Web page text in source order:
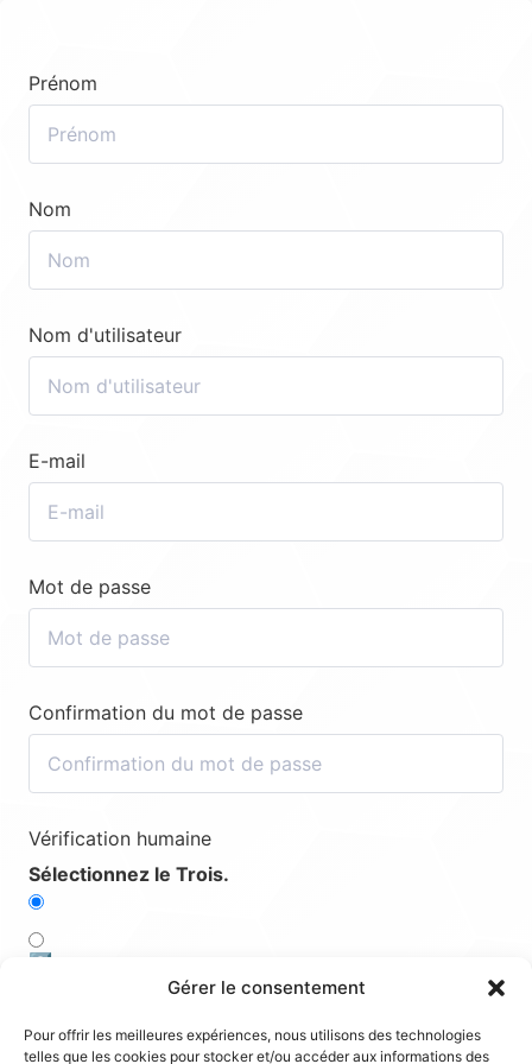
Gérer le consentement
Pour offrir les meilleures expériences, nous utilisons des technologies
telles que les cookies pour stocker et/ou accéder aux informations des
Prénom
Nom
Nom d'utilisateur
E-mail
Mot de passe
Confirmation du mot de passe
Vérification humaine
Sélectionnez le Trois.
2️⃣